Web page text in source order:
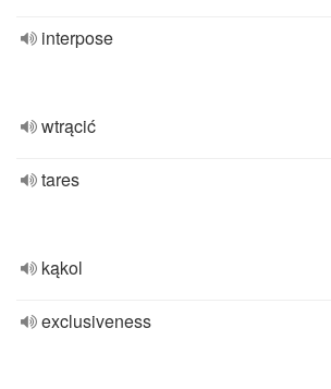
interpose
wtrącić
tares
kąkol
exclusiveness